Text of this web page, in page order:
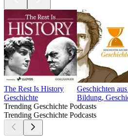
The Rest Is History
Geschichte
Geschichten
Bildung,
Trending Geschichte Podcasts
Trending Geschichte Podcasts